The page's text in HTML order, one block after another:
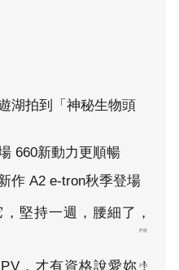
湖拍到「神秘生物頭
660新動力更順暢
作 A2 e-tron秋季登場
堅持一週，腰細了，
PR
，才有資格說愛妳！
PR